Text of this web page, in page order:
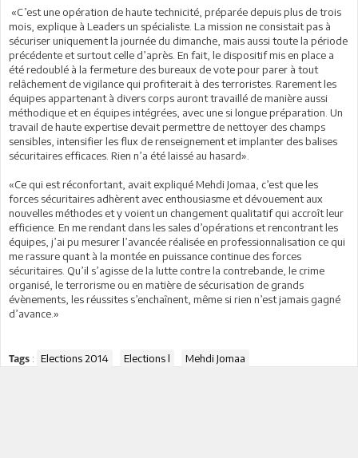
«C’est une opération de haute technicité, préparée depuis plus de trois
mois, explique à Leaders un spécialiste. La mission ne consistait pas à
sécuriser uniquement la journée du dimanche, mais aussi toute la période
précédente et surtout celle d’après. En fait, le dispositif mis en place a
été redoublé à la fermeture des bureaux de vote pour parer à tout
relâchement de vigilance qui profiterait à des terroristes. Rarement les
équipes appartenant à divers corps auront travaillé de manière aussi
méthodique et en équipes intégrées, avec une si longue préparation. Un
travail de haute expertise devait permettre de nettoyer des champs
sensibles, intensifier les flux de renseignement et implanter des balises
sécuritaires efficaces. Rien n’a été laissé au hasard».
«Ce qui est réconfortant, avait expliqué Mehdi Jomaa, c’est que les
forces sécuritaires adhèrent avec enthousiasme et dévouement aux
nouvelles méthodes et y voient un changement qualitatif qui accroît leur
efficience. En me rendant dans les sales d’opérations et rencontrant les
équipes, j’ai pu mesurer l’avancée réalisée en professionnalisation ce qui
me rassure quant à la montée en puissance continue des forces
sécuritaires. Qu’il s’agisse de la lutte contre la contrebande, le crime
organisé, le terrorisme ou en matière de sécurisation de grands
évènements, les réussites s’enchaînent, même si rien n’est jamais gagné
d’avance.»
Tags : Elections 2014 Elections l Mehdi Jomaa